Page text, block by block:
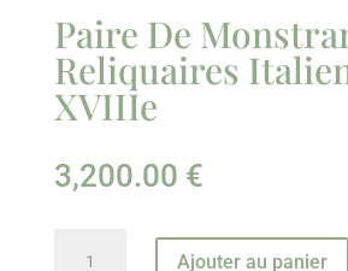
Paire De
Reliquaires
XVIIIe
3,200.00 €
Ajouter au panier